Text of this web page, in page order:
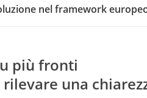
nel framework
più fronti
una